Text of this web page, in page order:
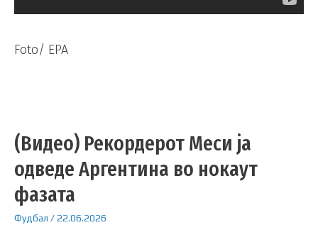
Foto/ EPA
(Видео) Рекордерот Меси ја
одведе Аргентина во нокаут
фазата
Фудбал /22.06.2026